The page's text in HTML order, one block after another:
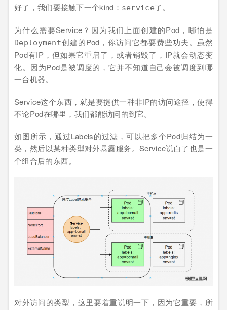
好了，我们要接触下一个kind： service了。
为什么需要Service？因为我们上面创建的Pod，哪怕是
Deployment创建的Pod，你访问它都要费些功夫。虽然
Pod有IP，但如果它重启了，或者销毁了，IP就会动态变
化。因为Pod是被调度的，它并不知道自己会被调度到哪
一台机器。
Service这个东西，就是要提供一种非IP的访问途径，使得
不论Pod在哪里，我们都能访问的到它。
如图所示，通过Labels的过滤，可以把多个Pod归结为一
类，然后以某种类型对外暴露服务。Service说白了也是一
个组合后的东西。
对外访问的类型，这里要着重说明一下，因为它重要，所